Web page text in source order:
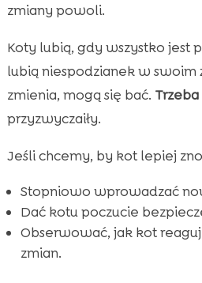
zmiany powoli.
Koty lubią, gdy wszystko jest
lubią niespodzianek w swoim
zmienia, mogą się bać. Trzeba
przyzwyczaiły.
Jeśli chcemy, by kot lepiej
Stopniowo wprowadzać
Dać kotu poczucie
Obserwować, jak kot
zmian.